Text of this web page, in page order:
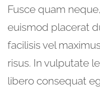
Fusce quam
euismod placerat
facilisis vel
risus. In vulputate
libero consequat